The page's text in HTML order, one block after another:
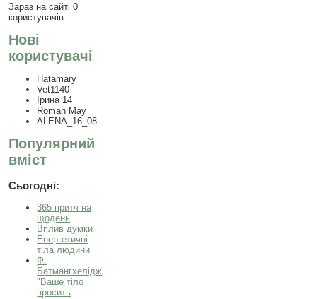
Зараз на сайті 0
користувачів.
Нові
користувачі
Hatamary
Vet1140
Ірина 14
Roman May
ALENA_16_08
Популярний
вміст
Сьогодні:
365 притч на
щодень
Вплив думки
Енергетичні
тіла людини
Ф.
Батмангхелідж
"Ваше тіло
просить